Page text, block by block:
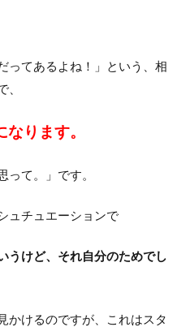
ってあるよね！」という、相
ります。
って。」です。
ュチュエーションで
うけど、それ自分のためでし
かけるのですが、これはスタ